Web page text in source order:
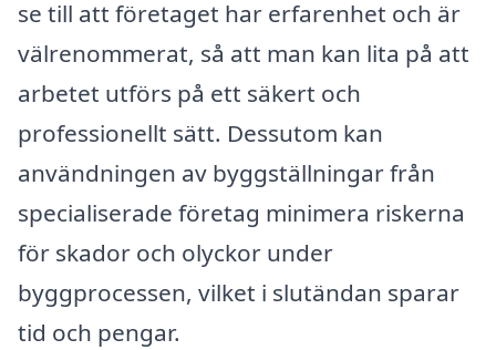
se till att företaget har erfarenhet och är
välrenommerat, så att man kan lita på att
arbetet utförs på ett säkert och
professionellt sätt. Dessutom kan
användningen av byggställningar från
specialiserade företag minimera riskerna
för skador och olyckor under
byggprocessen, vilket i slutändan sparar
tid och pengar.